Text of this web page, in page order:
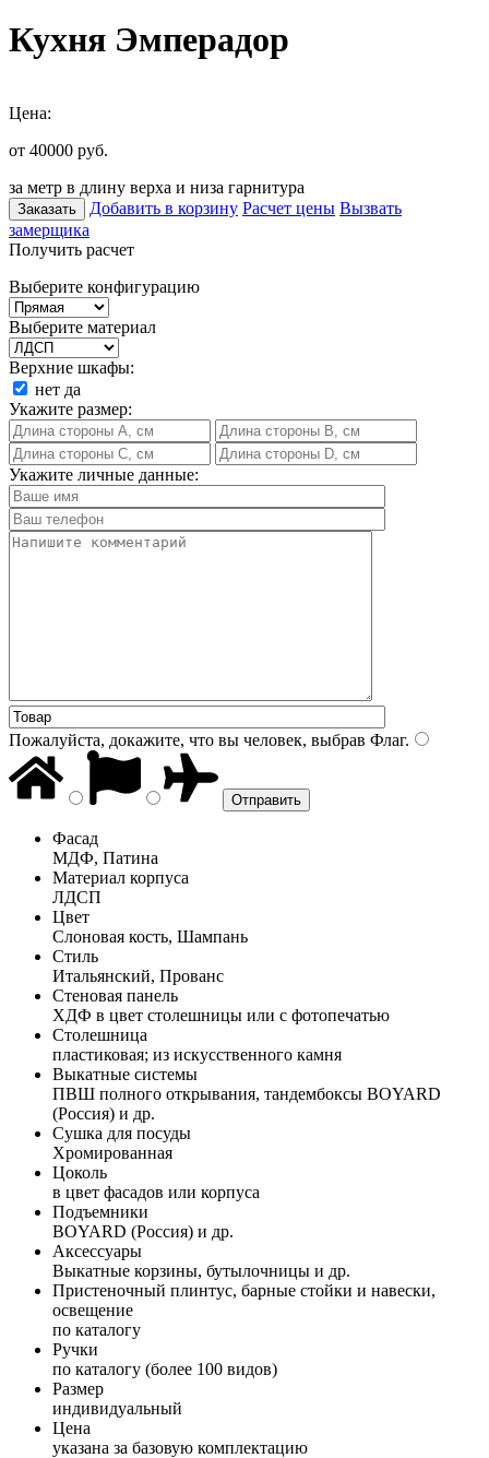
Кухня Эмперадор
Цена:
от 40000 руб.
за метр в длину верха и низа гарнитура
Заказать Добавить в корзину Расчет цены Вызвать
замерщика
Получить расчет
Выберите конфигурацию
Выберите материал
Верхние шкафы:
нет да
Укажите размер:
Укажите личные данные:
Пожалуйста, докажите, что вы человек, выбрав Флаг.
Фасад
МДФ, Патина
Материал корпуса
ЛДСП
Цвет
Слоновая кость, Шампань
Стиль
Итальянский, Прованс
Стеновая панель
ХДФ в цвет столешницы или с фотопечатью
Столешница
пластиковая; из искусственного камня
Выкатные системы
ПВШ полного открывания, тандембоксы BOYARD
(Россия) и др.
Сушка для посуды
Хромированная
Цоколь
в цвет фасадов или корпуса
Подъемники
BOYARD (Россия) и др.
Аксессуары
Выкатные корзины, бутылочницы и др.
Пристеночный плинтус, барные стойки и навески,
освещение
по каталогу
Ручки
по каталогу (более 100 видов)
Размер
индивидуальный
Цена
указана за базовую комплектацию